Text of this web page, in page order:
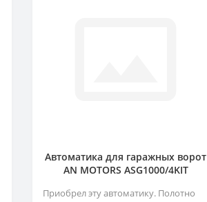
Автоматика для гаражных ворот
AN MOTORS ASG1000/4KIT
Приобрел эту автоматику. Полотно